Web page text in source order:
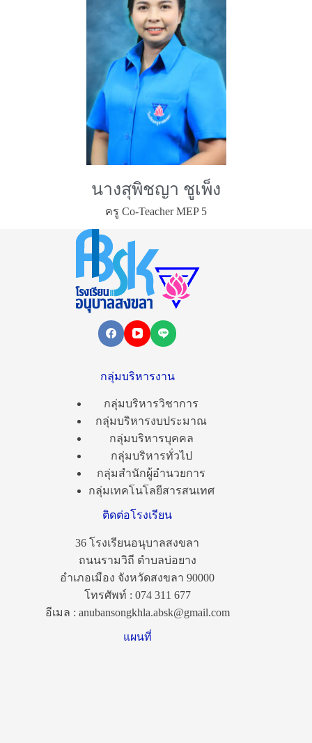
นางสุพิชญา ชูเพ็ง
ครู Co-Teacher MEP 5
กลุ่มบริหารงาน
กลุ่มบริหารวิชาการ
กลุ่มบริหารงบประมาณ
กลุ่มบริหารบุคคล
กลุ่มบริหารทั่วไป
กลุ่มสำนักผู้อำนวยการ
กลุ่มเทคโนโลยีสารสนเทศ
ติดต่อโรงเรียน
36 โรงเรียนอนุบาลสงขลา
ถนนรามวิถี ตำบลบ่อยาง
อำเภอเมือง จังหวัดสงขลา 90000
โทรศัพท์ : 074 311 677
อีเมล : anubansongkhla.absk@gmail.com
แผนที่